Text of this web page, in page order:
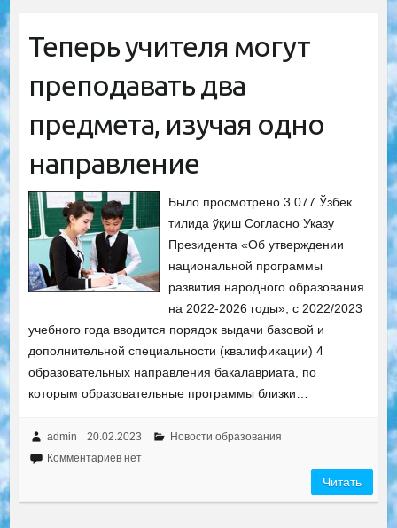
Теперь учителя могут
преподавать два
предмета, изучая одно
направление
Было просмотрено 3 077 Ўзбек
тилида ўқиш Согласно Указу
Президента «Об утверждении
национальной программы
развития народного образования
на 2022-2026 годы», с 2022/2023
учебного года вводится порядок выдачи базовой и
дополнительной специальности (квалификации) 4
образовательных направления бакалавриата, по
которым образовательные программы близки…
admin 20.02.2023
Новости образования
Комментариев нет
Читать